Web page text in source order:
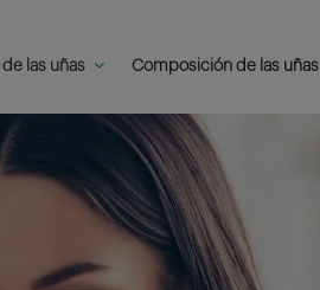
las uñas Composición de las uñas